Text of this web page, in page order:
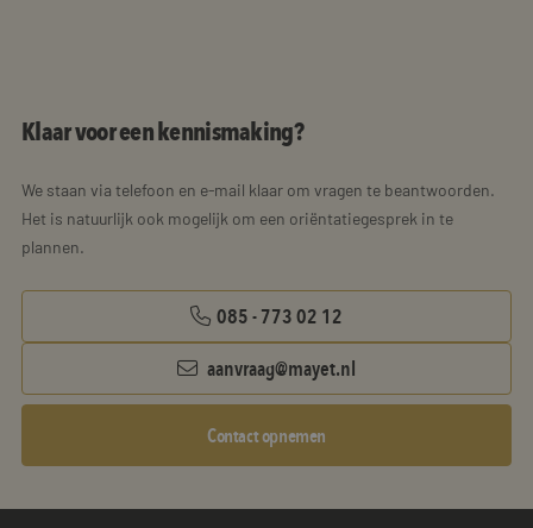
Klaar voor een kennismaking?
We staan via telefoon en e-mail klaar om vragen te beantwoorden.
Het is natuurlijk ook mogelijk om een oriëntatiegesprek in te
plannen.
085 - 773 02 12
aanvraag@mayet.nl
Contact opnemen